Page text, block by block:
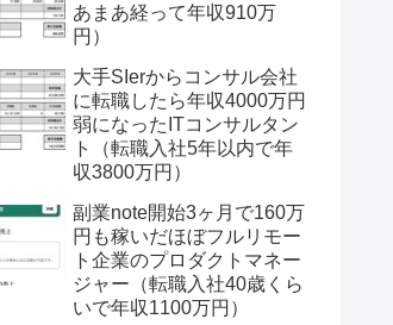
あまあ経って年収910万
円）
大手SIerからコンサル会社
に転職したら年収4000万円
弱になったITコンサルタン
ト（転職入社5年以内で年
収3800万円）
副業note開始3ヶ月で160万
円も稼いだほぼフルリモー
ト企業のプロダクトマネー
ジャー（転職入社40歳くら
いで年収1100万円）